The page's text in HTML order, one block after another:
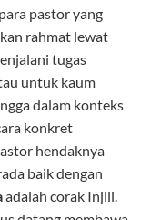
pastor yang
rahmat lewat
tugas
untuk kaum
dalam konteks
konkret
hendaknya
baik dengan
adalah corak Injili.